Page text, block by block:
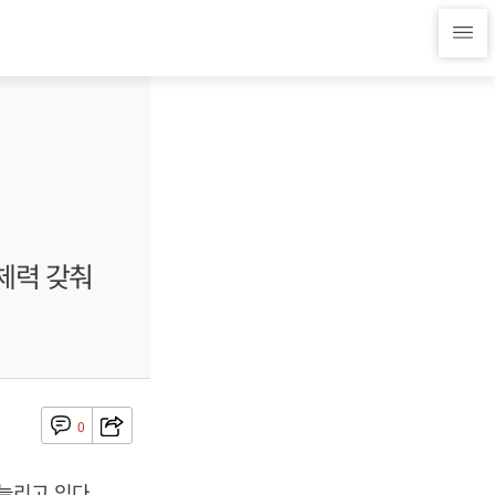
력 갖춰
0